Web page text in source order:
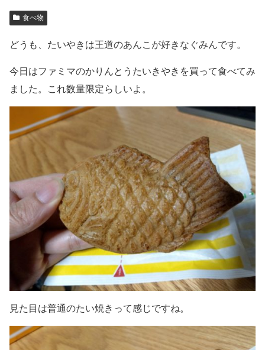
食べ物
どうも、たいやきは王道のあんこが好きなぐみんです。
今日はファミマのかりんとうたいきやきを買って食べてみ
ました。これ数量限定らしいよ。
見た目は普通のたい焼きって感じですね。